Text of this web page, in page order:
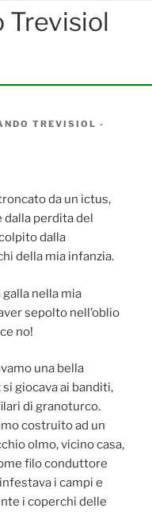
TREVISIOL -
da un ictus,
dalla perdita del
dalla
della mia infanzia.
nella mia
sepolto nell’oblio
no!
una bella
si giocava ai banditi,
di granoturco.
costruito ad un
olmo, vicino casa,
filo conduttore
i campi e
i coperchi delle